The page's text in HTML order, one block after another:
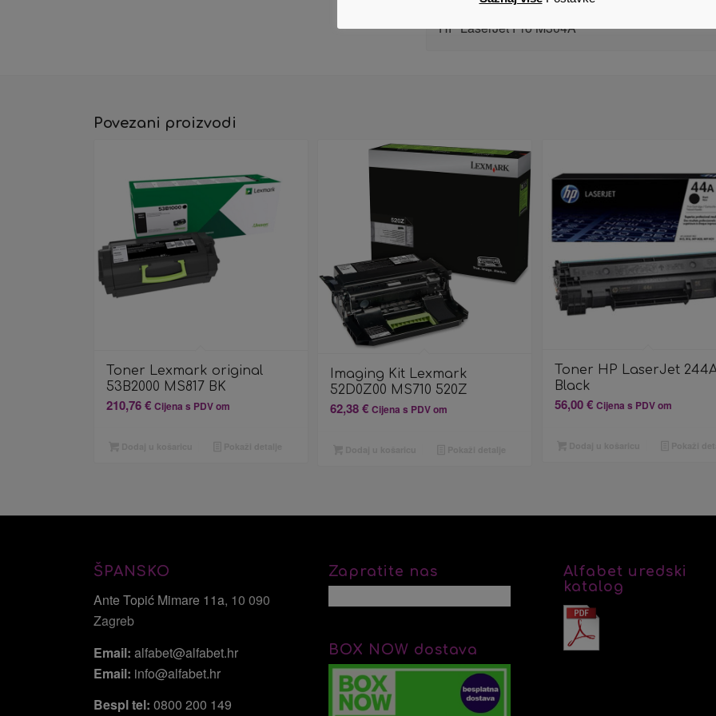
HP LaserJet Pro MFP M429FDW
HP LaserJet Pro M304A
Povezani proizvodi
Toner Lexmark original
53B2000 MS817 BK
210,76€ Cijena s PDV om
Imaging Kit Lexmark
52D0Z00 MS710 520Z
62,38€ Cijena s PDV om
Toner HP LaserJet
Black
56,00€ Cijena s PDV om
ŠPANSKO
Ante Topić Mimare 11a, 10 090
Zagreb
Email: alfabet@alfabet.hr
Email: info@alfabet.hr
Bespl tel: 0800 200 149
Zapratite nas
BOX NOW dostava
Alfabet uredski
katalog